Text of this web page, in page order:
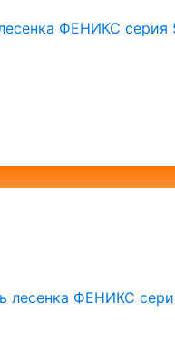
ФЕНИКС серия